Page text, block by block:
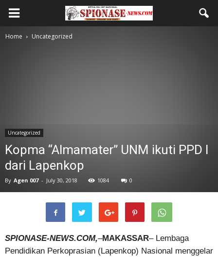
Home Uncategorized
Uncategorized
Kopma “Almamater” UNM ikuti PPD I
dari Lapenkop
By Agen 007 - July 30, 2018 1084 0
SPIONASE-NEWS.COM,–MAKASSAR– Lembaga
Pendidikan Perkoprasian (Lapenkop) Nasional menggelar